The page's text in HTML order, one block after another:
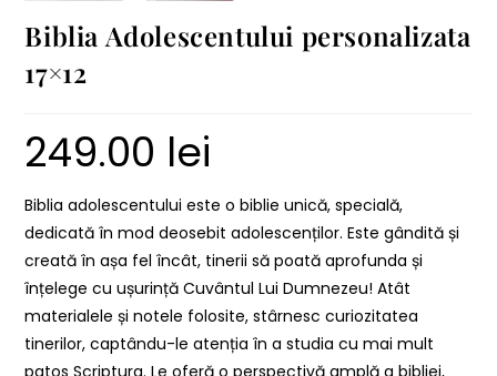
Biblia Adolescentului personalizata
17×12
249.00 lei
Biblia adolescentului este o biblie unică, specială,
dedicată în mod deosebit adolescenților. Este gândită și
creată în așa fel încât, tinerii să poată aprofunda și
înțelege cu ușurință Cuvântul Lui Dumnezeu! Atât
materialele și notele folosite, stârnesc curiozitatea
tinerilor, captându-le atenția în a studia cu mai mult